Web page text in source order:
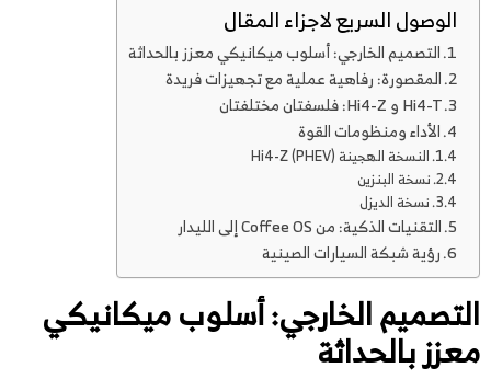
الوصول السريع لاجزاء المقال
التصميم الخارجي: أسلوب ميكانيكي معزز بالحداثة
المقصورة: رفاهية عملية مع تجهيزات فريدة
Hi4-T و Hi4-Z: فلسفتان مختلفتان
الأداء ومنظومات القوة
النسخة الهجينة Hi4-Z (PHEV)
نسخة البنزين
نسخة الديزل
التقنيات الذكية: من Coffee OS إلى الليدار
رؤية شبكة السيارات الصينية
التصميم الخارجي: أسلوب ميكانيكي
معزز بالحداثة